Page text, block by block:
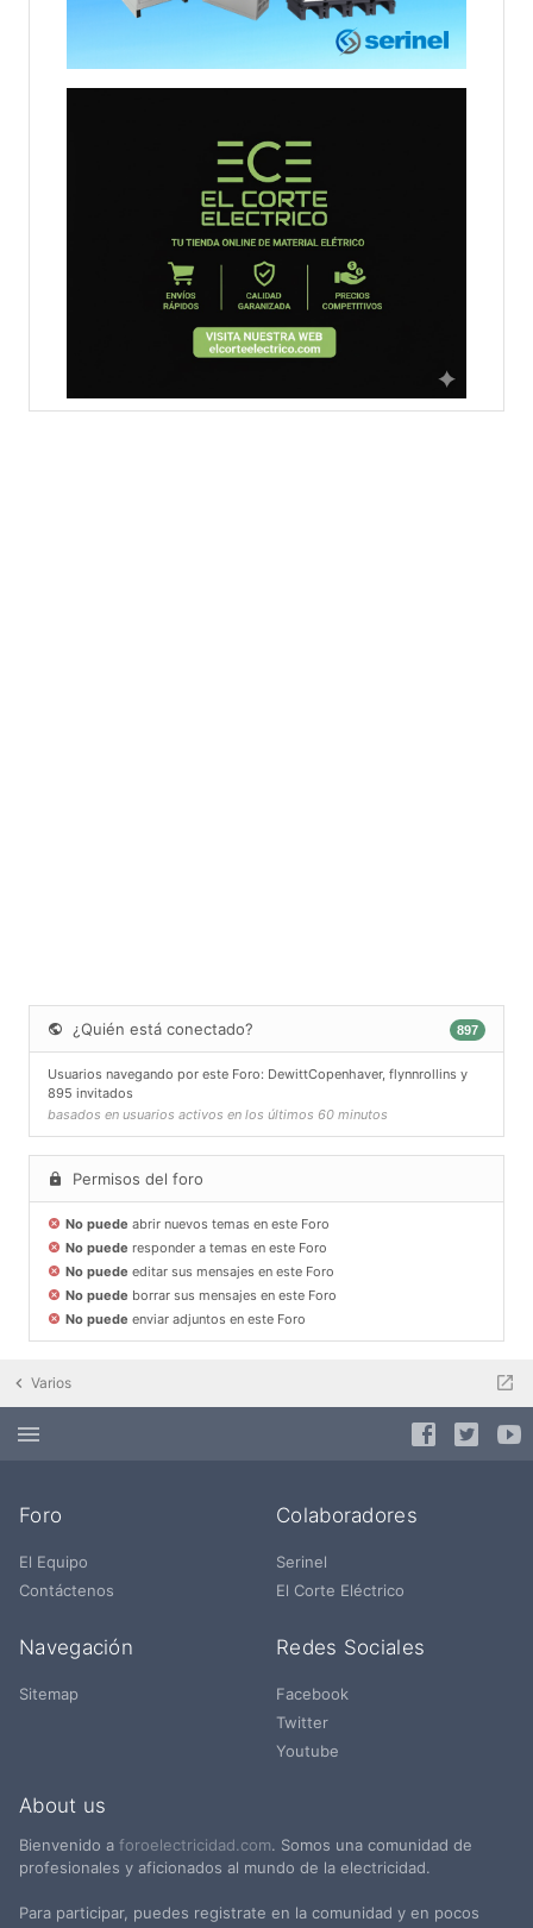
¿Quién está conectado? 897
Usuarios navegando por este Foro: DewittCopenhaver, flynnrollins y
895 invitados
basados en usuarios activos en los últimos 60 minutos
Permisos del foro
No puede abrir nuevos temas en este Foro
No puede responder a temas en este Foro
No puede editar sus mensajes en este Foro
No puede borrar sus mensajes en este Foro
No puede enviar adjuntos en este Foro
Varios
Foro
El Equipo
Contáctenos
Colaboradores
Serinel
El Corte Eléctrico
Navegación
Sitemap
Redes Sociales
Facebook
Twitter
Youtube
About us
Bienvenido a foroelectricidad.com. Somos una comunidad de
profesionales y aficionados al mundo de la electricidad.
Para participar, puedes registrate en la comunidad y en pocos